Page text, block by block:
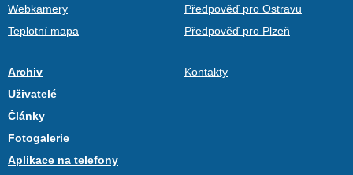
Webkamery
Teplotní mapa
Předpověď pro Ostravu
Předpověď pro Plzeň
Archiv
Uživatelé
Články
Fotogalerie
Aplikace na telefony
Kontakty